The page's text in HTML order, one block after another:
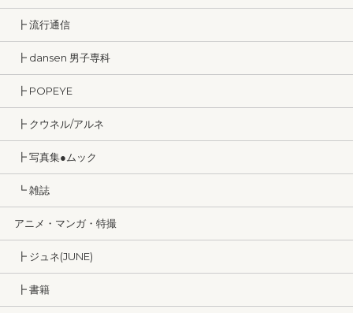
┣ 流行通信
┣ dansen 男子専科
┣ POPEYE
┣ クウネル/アルネ
┣ 写真集●ムック
┗ 雑誌
アニメ・マンガ・特撮
┣ ジュネ(JUNE)
┣ 書籍